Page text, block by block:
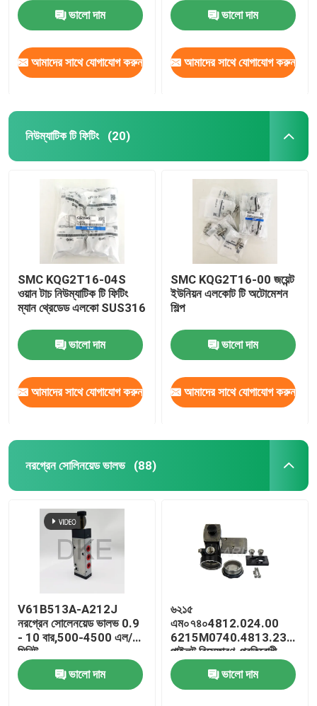
ভালো দাম
আমাদের সাথে যোগাযোগ করুন
ভালো দাম
আমাদের সাথে যোগাযোগ করুন
নিউম্যাটিক টি ফিটিং (20)
SMC KQG2T16-04S
ওয়ান টাচ নিউম্যাটিক টি ফিটিং
ম্যান থ্রেডেড এলকো SUS316
ভালো দাম
আমাদের সাথে যোগাযোগ করুন
SMC KQG2T16-00 জয়েন্ট
ইউনিয়ন এলকোট টি অটোমেশন
শিল্প
ভালো দাম
আমাদের সাথে যোগাযোগ করুন
নরগ্রেন সোলিনয়েড ভালভ (88)
V61B513A-A212J
নরগ্রেন সোলেনয়েড ভালভ 0.9
- 10 বার,500-4500 এল/
মিনিট
ভালো দাম
৬২১৫
এম০৭৪০4812.024.00
6215M0740.4813.230.৫০
পাইলট বিস্ফোরণ-প্রতিরোধী
সোলিনয়েড ভালভ
ভালো দাম